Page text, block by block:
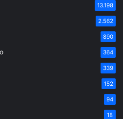
13.198
2.562
890
364
339
152
94
18